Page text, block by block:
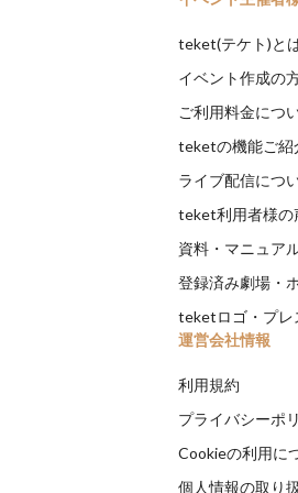
teket(テケト)と
イベント作成の
ご利用料金につ
teketの機能ご紹
ライブ配信につ
teket利用者様の
資料・マニュア
登録済み劇場・
teketロゴ・プレ
運営会社情報
利用規約
プライバシーポ
Cookieの利用に
個人情報の取り